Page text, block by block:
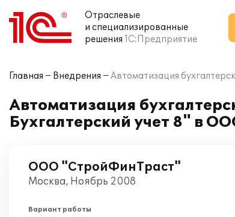
Отраслевые
и специализированные
решения 1С:Предприятие
Главная Внедрения Автоматизация
Автоматизация
Бухгалтерский учет 8" в
ООО "СтройФинТраст"
Москва, Ноябрь 2008
Вариант работы